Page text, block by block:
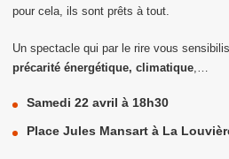
pour cela, ils sont prêts à tout.
Un spectacle qui par le rire vous
précarité énergétique, climatique,…
Samedi 22 avril à 18h30
Place Jules Mansart à La